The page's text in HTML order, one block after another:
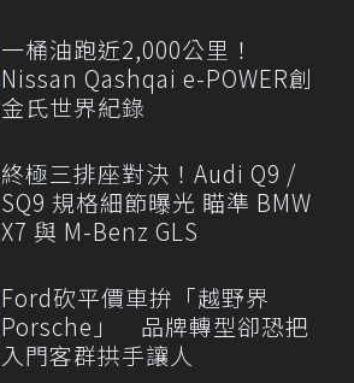
一桶油跑近2,000公里！
Nissan Qashqai e-POWER創
金氏世界紀錄
終極三排座對決！Audi Q9 /
SQ9 規格細節曝光 瞄準 BMW
X7 與 M-Benz GLS
Ford砍平價車拚「越野界
Porsche」 品牌轉型卻恐把
入門客群拱手讓人